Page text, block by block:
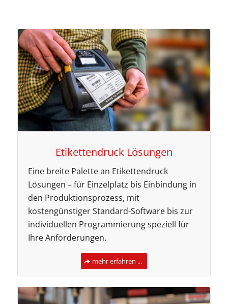
Etikettendruck Lösungen
Eine breite Palette an Etikettendruck
Lösungen – für Einzelplatz bis Einbindung in
den Produktionsprozess, mit
kostengünstiger Standard-Software bis zur
individuellen Programmierung speziell für
Ihre Anforderungen.
mehr erfahren ...